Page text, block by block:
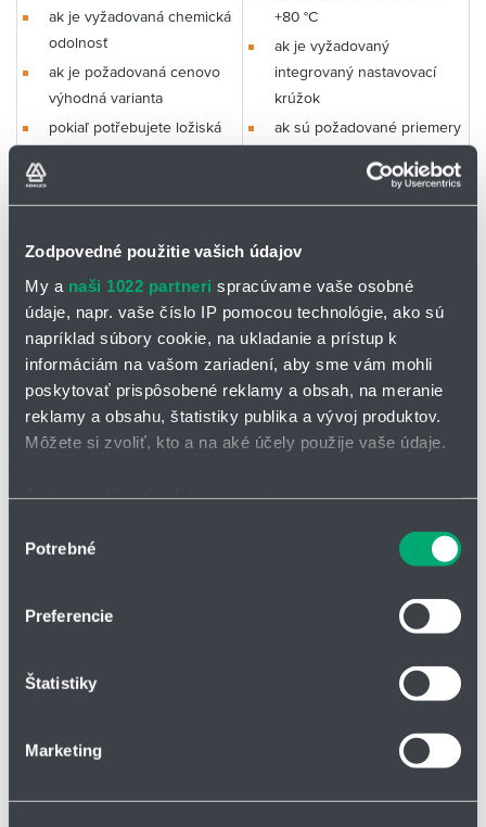
Zodpovedné použitie vašich údajov
My a naši 1022 partneri spracúvame vaše osobné
údaje, napr. vaše číslo IP pomocou technológie, ako sú
napríklad súbory cookie, na ukladanie a prístup k
informáciám na vašom zariadení, aby sme vám mohli
poskytovať prispôsobené reklamy a obsah, na meranie
reklamy a obsahu, štatistiky publika a vývoj produktov.
Môžete si zvoliť, kto a na aké účely použije vaše údaje.
polohe s presnosťou na niekoľko metrov
Viac informácií o tom, ako sa spracúvajú vaše osobné
môžete kedykoľvek zmeniť alebo odvolať cez Vyhlásenie
Na prispôsobenie obsahu a reklám, poskytovanie funkcií
súhlasu
Potrebné
Preferencie
Štatistiky
Marketing
ak je vyžadovaná chemická
odolnosť
ak je požadovaná cenovo
výhodná varianta
pokiaľ potřebujete ložiská
+80 °C
ak je vyžadovaný
integrovaný nastavovací
krúžok
ak sú požadované priemery
ak sú požadované vyššie
otáčky než 0,5 m/s
Ložiskový domček s podélným
blokem
igubal® KSTM-CL
Ložiskový domček igubal®
KSTM
iglidur® W300 iglidur® W300
rozmerová rada K
materiál kaloty: iglidur®
materiál puzdra: igumid® G
materiál kaloty: iglidur®